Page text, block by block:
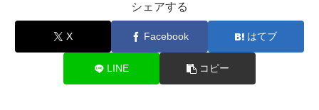
シェアする
X Facebook はてブ
LINE コピー